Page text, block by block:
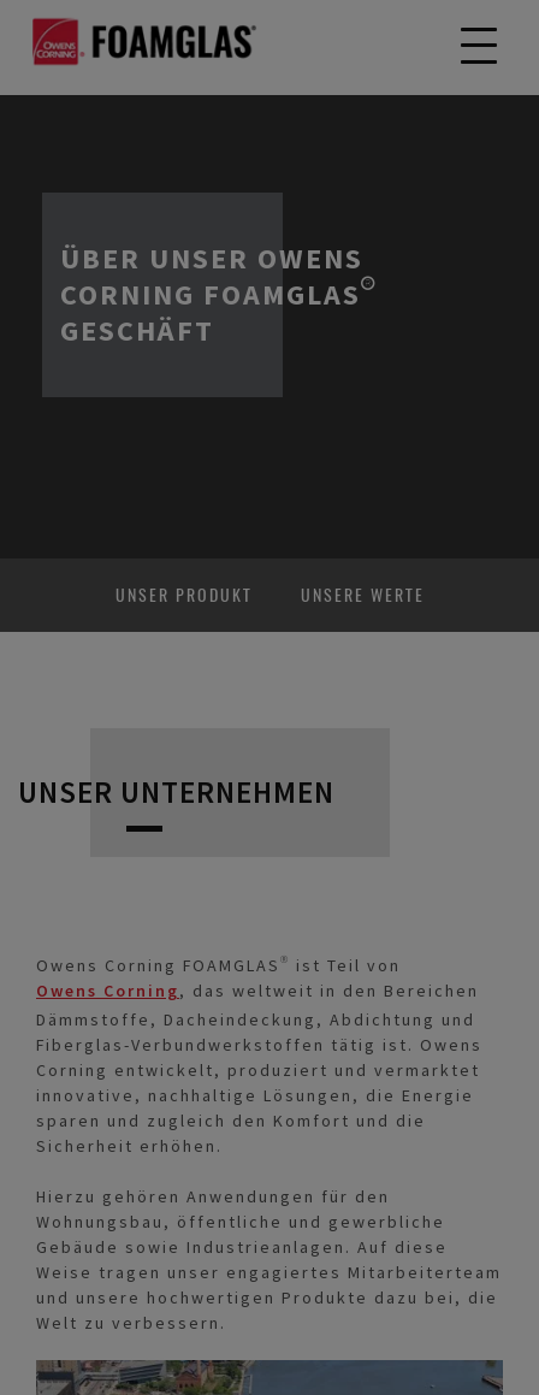
ÜBER UNSER OWENS
CORNING FOAMGLAS®
GESCHÄFT
UNSER PRODUKT UNSERE WERTE
UNSER UNTERNEHMEN
Owens Corning FOAMGLAS® ist Teil von
Owens Corning, das weltweit in den Bereichen
Dämmstoffe, Dacheindeckung, Abdichtung und
Fiberglas-Verbundwerkstoffen tätig ist. Owens
Corning entwickelt, produziert und vermarktet
innovative, nachhaltige Lösungen, die Energie
sparen und zugleich den Komfort und die
Sicherheit erhöhen.
Hierzu gehören Anwendungen für den
Wohnungsbau, öffentliche und gewerbliche
Gebäude sowie Industrieanlagen. Auf diese
Weise tragen unser engagiertes Mitarbeiterteam
und unsere hochwertigen Produkte dazu bei, die
Welt zu verbessern.